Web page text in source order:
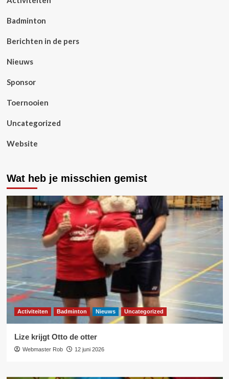
Badminton
Berichten in de pers
Nieuws
Sponsor
Toernooien
Uncategorized
Website
Wat heb je misschien gemist
Activiteiten Badminton Nieuws Uncategorized
Lize krijgt Otto de otter
Webmaster Rob 12 juni 2026